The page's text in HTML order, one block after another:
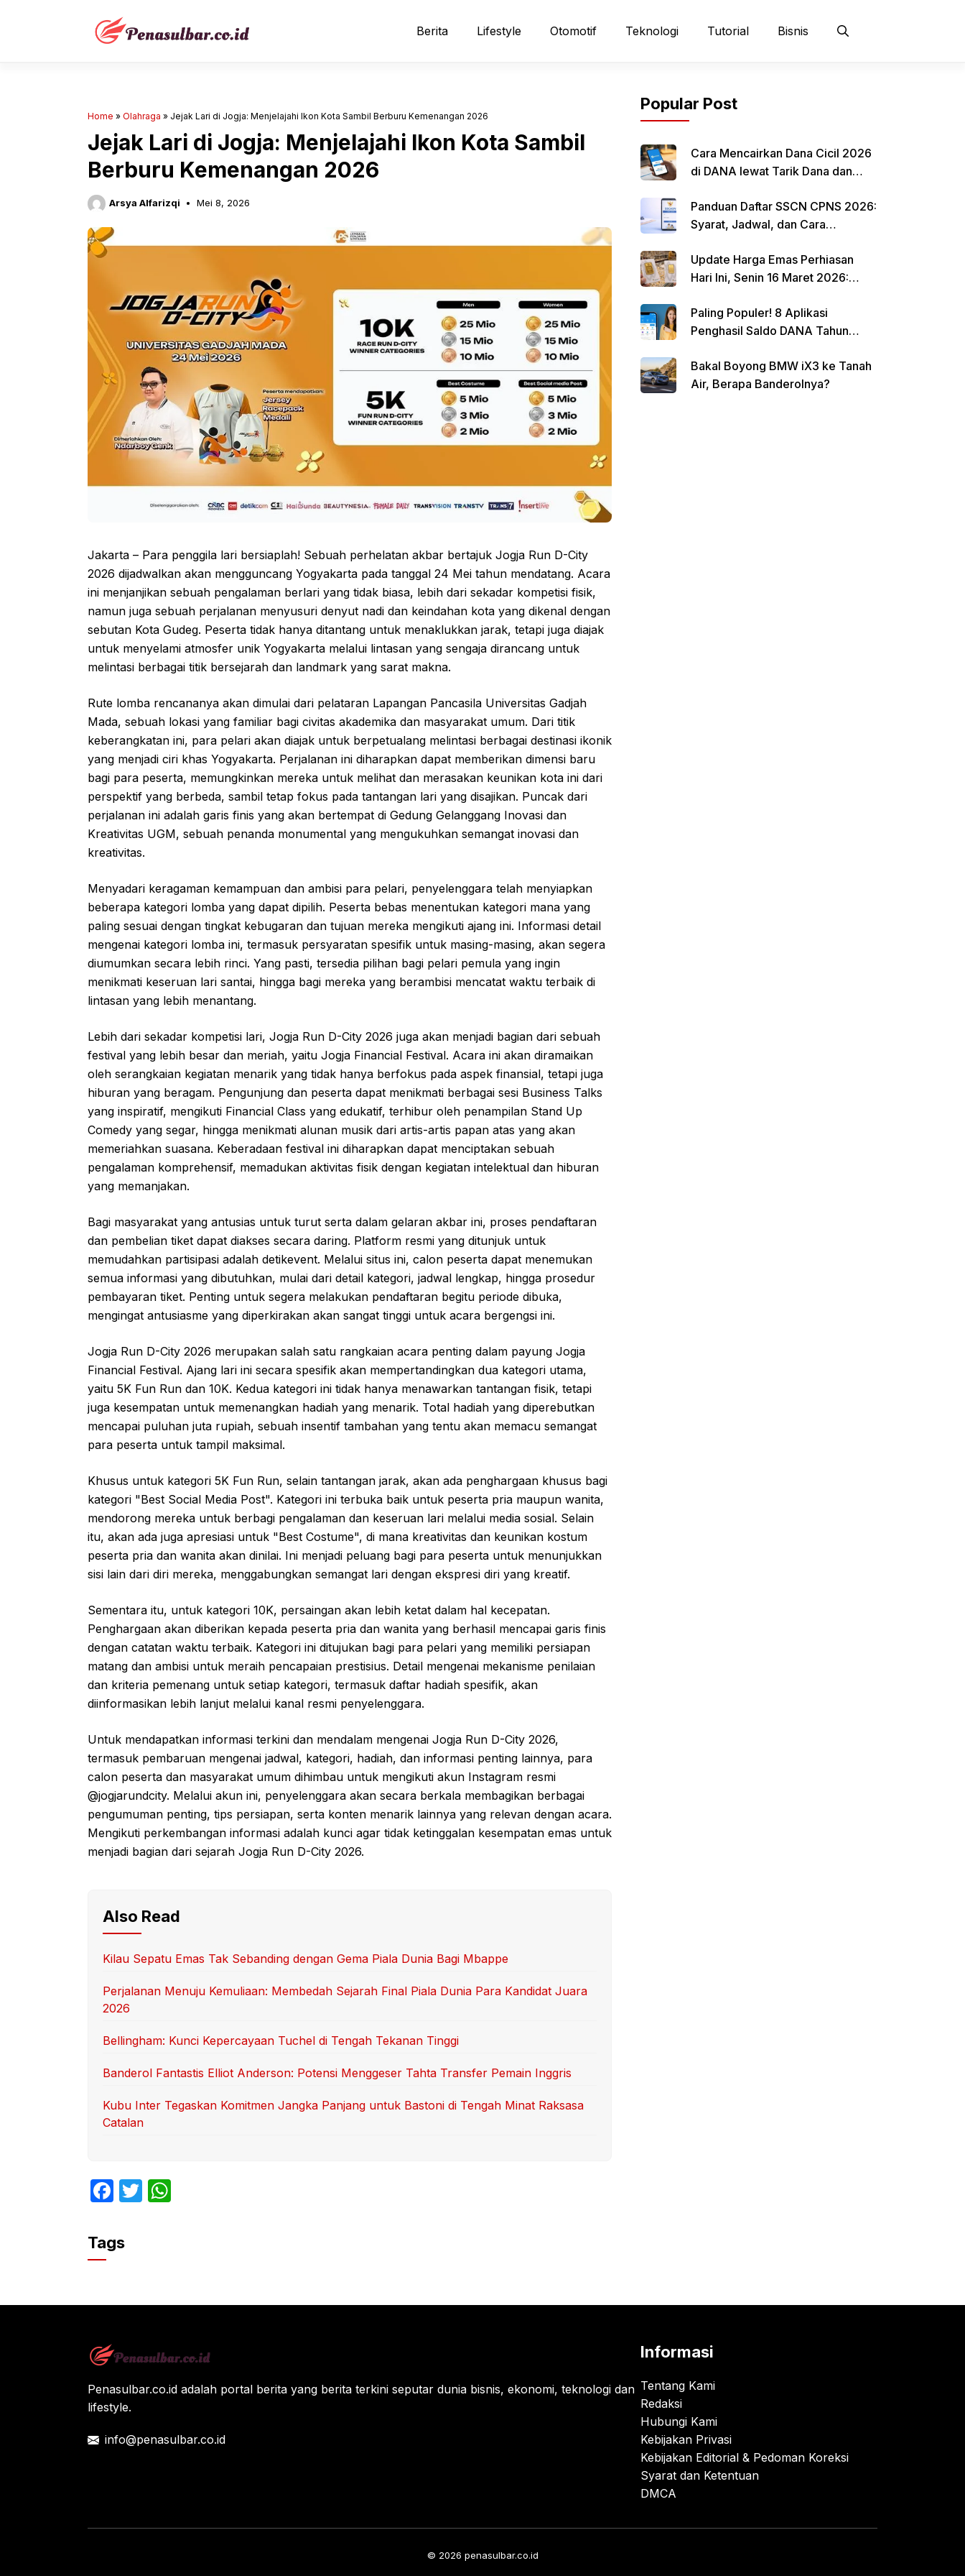
Berita Lifestyle Otomotif Teknologi Tutorial Bisnis
Home » Olahraga » Jejak Lari di Jogja: Menjelajahi Ikon Kota Sambil Berburu Kemenangan 2026
Jejak Lari di Jogja: Menjelajahi Ikon Kota Sambil
Berburu Kemenangan 2026
Arsya Alfarizqi Mei 8, 2026
Jakarta – Para penggila lari bersiaplah! Sebuah perhelatan akbar bertajuk Jogja Run D-City
2026 dijadwalkan akan mengguncang Yogyakarta pada tanggal 24 Mei tahun mendatang. Acara
ini menjanjikan sebuah pengalaman berlari yang tidak biasa, lebih dari sekadar kompetisi fisik,
namun juga sebuah perjalanan menyusuri denyut nadi dan keindahan kota yang dikenal dengan
sebutan Kota Gudeg. Peserta tidak hanya ditantang untuk menaklukkan jarak, tetapi juga diajak
untuk menyelami atmosfer unik Yogyakarta melalui lintasan yang sengaja dirancang untuk
melintasi berbagai titik bersejarah dan landmark yang sarat makna.
Rute lomba rencananya akan dimulai dari pelataran Lapangan Pancasila Universitas Gadjah
Mada, sebuah lokasi yang familiar bagi civitas akademika dan masyarakat umum. Dari titik
keberangkatan ini, para pelari akan diajak untuk berpetualang melintasi berbagai destinasi ikonik
yang menjadi ciri khas Yogyakarta. Perjalanan ini diharapkan dapat memberikan dimensi baru
bagi para peserta, memungkinkan mereka untuk melihat dan merasakan keunikan kota ini dari
perspektif yang berbeda, sambil tetap fokus pada tantangan lari yang disajikan. Puncak dari
perjalanan ini adalah garis finis yang akan bertempat di Gedung Gelanggang Inovasi dan
Kreativitas UGM, sebuah penanda monumental yang mengukuhkan semangat inovasi dan
kreativitas.
Menyadari keragaman kemampuan dan ambisi para pelari, penyelenggara telah menyiapkan
beberapa kategori lomba yang dapat dipilih. Peserta bebas menentukan kategori mana yang
paling sesuai dengan tingkat kebugaran dan tujuan mereka mengikuti ajang ini. Informasi detail
mengenai kategori lomba ini, termasuk persyaratan spesifik untuk masing-masing, akan segera
diumumkan secara lebih rinci. Yang pasti, tersedia pilihan bagi pelari pemula yang ingin
menikmati keseruan lari santai, hingga bagi mereka yang berambisi mencatat waktu terbaik di
lintasan yang lebih menantang.
Lebih dari sekadar kompetisi lari, Jogja Run D-City 2026 juga akan menjadi bagian dari sebuah
festival yang lebih besar dan meriah, yaitu Jogja Financial Festival. Acara ini akan diramaikan
oleh serangkaian kegiatan menarik yang tidak hanya berfokus pada aspek finansial, tetapi juga
hiburan yang beragam. Pengunjung dan peserta dapat menikmati berbagai sesi Business Talks
yang inspiratif, mengikuti Financial Class yang edukatif, terhibur oleh penampilan Stand Up
Comedy yang segar, hingga menikmati alunan musik dari artis-artis papan atas yang akan
memeriahkan suasana. Keberadaan festival ini diharapkan dapat menciptakan sebuah
pengalaman komprehensif, memadukan aktivitas fisik dengan kegiatan intelektual dan hiburan
yang memanjakan.
Bagi masyarakat yang antusias untuk turut serta dalam gelaran akbar ini, proses pendaftaran
dan pembelian tiket dapat diakses secara daring. Platform resmi yang ditunjuk untuk
memudahkan partisipasi adalah detikevent. Melalui situs ini, calon peserta dapat menemukan
semua informasi yang dibutuhkan, mulai dari detail kategori, jadwal lengkap, hingga prosedur
pembayaran tiket. Penting untuk segera melakukan pendaftaran begitu periode dibuka,
mengingat antusiasme yang diperkirakan akan sangat tinggi untuk acara bergengsi ini.
Jogja Run D-City 2026 merupakan salah satu rangkaian acara penting dalam payung Jogja
Financial Festival. Ajang lari ini secara spesifik akan mempertandingkan dua kategori utama,
yaitu 5K Fun Run dan 10K. Kedua kategori ini tidak hanya menawarkan tantangan fisik, tetapi
juga kesempatan untuk memenangkan hadiah yang menarik. Total hadiah yang diperebutkan
mencapai puluhan juta rupiah, sebuah insentif tambahan yang tentu akan memacu semangat
para peserta untuk tampil maksimal.
Khusus untuk kategori 5K Fun Run, selain tantangan jarak, akan ada penghargaan khusus bagi
kategori "Best Social Media Post". Kategori ini terbuka baik untuk peserta pria maupun wanita,
mendorong mereka untuk berbagi pengalaman dan keseruan lari melalui media sosial. Selain
itu, akan ada juga apresiasi untuk "Best Costume", di mana kreativitas dan keunikan kostum
peserta pria dan wanita akan dinilai. Ini menjadi peluang bagi para peserta untuk menunjukkan
sisi lain dari diri mereka, menggabungkan semangat lari dengan ekspresi diri yang kreatif.
Sementara itu, untuk kategori 10K, persaingan akan lebih ketat dalam hal kecepatan.
Penghargaan akan diberikan kepada peserta pria dan wanita yang berhasil mencapai garis finis
dengan catatan waktu terbaik. Kategori ini ditujukan bagi para pelari yang memiliki persiapan
matang dan ambisi untuk meraih pencapaian prestisius. Detail mengenai mekanisme penilaian
dan kriteria pemenang untuk setiap kategori, termasuk daftar hadiah spesifik, akan
diinformasikan lebih lanjut melalui kanal resmi penyelenggara.
Untuk mendapatkan informasi terkini dan mendalam mengenai Jogja Run D-City 2026,
termasuk pembaruan mengenai jadwal, kategori, hadiah, dan informasi penting lainnya, para
calon peserta dan masyarakat umum dihimbau untuk mengikuti akun Instagram resmi
@jogjarundcity. Melalui akun ini, penyelenggara akan secara berkala membagikan berbagai
pengumuman penting, tips persiapan, serta konten menarik lainnya yang relevan dengan acara.
Mengikuti perkembangan informasi adalah kunci agar tidak ketinggalan kesempatan emas untuk
menjadi bagian dari sejarah Jogja Run D-City 2026.
Also Read
Kilau Sepatu Emas Tak Sebanding dengan Gema Piala Dunia Bagi Mbappe
Perjalanan Menuju Kemuliaan: Membedah Sejarah Final Piala Dunia Para Kandidat Juara
2026
Bellingham: Kunci Kepercayaan Tuchel di Tengah Tekanan Tinggi
Banderol Fantastis Elliot Anderson: Potensi Menggeser Tahta Transfer Pemain Inggris
Kubu Inter Tegaskan Komitmen Jangka Panjang untuk Bastoni di Tengah Minat Raksasa
Catalan
F
c
e
o
k
T
p
Tags
Popular Post
Cara Mencairkan Dana Cicil 2026
di DANA lewat Tarik Dana dan
Panduan Daftar SSCN CPNS 2026:
Syarat, Jadwal, dan Cara
Update Harga Emas Perhiasan
Hari Ini, Senin 16 Maret 2026:
Paling Populer! 8 Aplikasi
Penghasil Saldo DANA Tahun
Bakal Boyong BMW iX3 ke Tanah
Air, Berapa Banderolnya?
Penasulbar.co.id adalah portal berita yang berita terkini seputar dunia bisnis, ekonomi, teknologi dan
lifestyle.
info@penasulbar.co.id
Informasi
Tentang Kami
Redaksi
Hubungi Kami
Kebijakan Privasi
Kebijakan Editorial & Pedoman Koreksi
Syarat dan Ketentuan
DMCA
© 2026 penasulbar.co.id